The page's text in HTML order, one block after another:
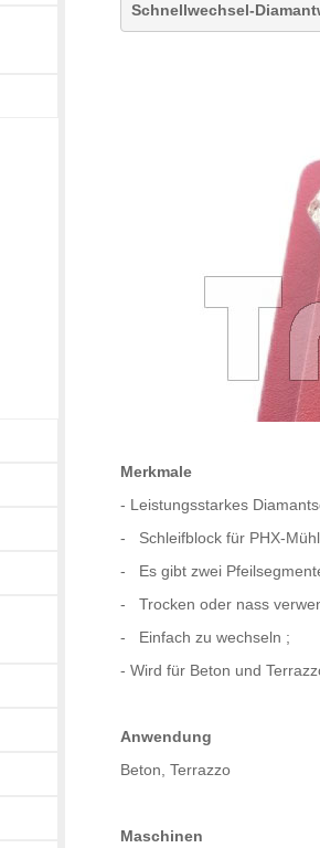
Schnellwechsel-
Merkmale
- Leistungsstarkes
- Schleifblock für PHX-
- Es gibt zwei
- Trocken oder nass
- Einfach zu wechseln ;
- Wird für Beton und
Anwendung
Beton, Terrazzo
Maschinen